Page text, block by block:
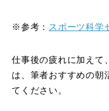
※参考： スポーツ科学
仕事後の疲れに加えて
は、筆者おすすめの朝
てください。